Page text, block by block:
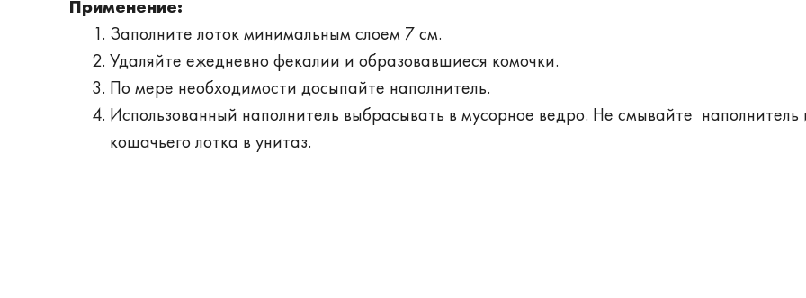
Применение:
Заполните лоток минимальным слоем 7 см.
Удаляйте ежедневно фекалии и образовавшиеся комочки.
По мере необходимости досыпайте наполнитель.
Использованный наполнитель выбрасывать в мусорное ведро. Не смывайте наполнитель
кошачьего лотка в унитаз.